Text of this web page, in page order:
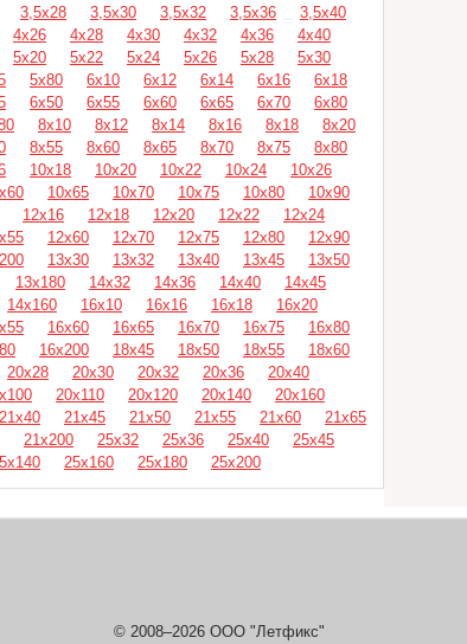
3,5х28 3,5х30 3,5х32 3,5х36
3,5х40
4х26 4х28 4х30 4х32 4х36
4х40
5х20 5х22 5х24 5х26 5х28
5х30
5х80 6х10 6х12 6х14 6х16
6х18
6х50 6х55 6х60 6х65 6х70
6х80
8х10 8х12 8х14 8х16 8х18
8х20
8х55 8х60 8х65 8х70 8х75
8х80
10х18 10х20 10х22 10х24
10х26
10х65 10х70 10х75 10х80
10х90
12х16 12х18 12х20 12х22
12х24
12х60 12х70 12х75 12х80
12х90
13х30 13х32 13х40 13х45
13х50
13х180 14х32 14х36 14х40
14х45
14х160 16х10 16х16 16х18
16х20
16х60 16х65 16х70 16х75
16х80
16х200 18х45 18х50 18х55
18х60
20х28 20х30 20х32 20х36
20х40
20х110 20х120 20х140
20х160
21х40 21х45 21х50 21х55 21х60
21х65
21х200 25х32 25х36 25х40
25х45
25х160 25х180 25х200
© 2008–2026 ООО "Летфикс"